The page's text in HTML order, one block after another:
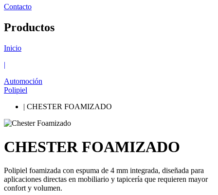
Contacto
Productos
Inicio
|
Automoción
Polipiel
| CHESTER FOAMIZADO
CHESTER FOAMIZADO
Polipiel foamizada con espuma de 4 mm integrada, diseñada para
aplicaciones directas en mobiliario y tapicería que requieren mayor
confort y volumen.